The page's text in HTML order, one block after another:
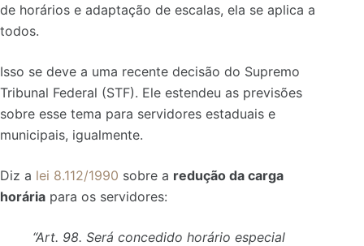
de horários e adaptação de escalas, ela se aplica a
todos.
Isso se deve a uma recente decisão do Supremo
Tribunal Federal (STF). Ele estendeu as previsões
sobre esse tema para servidores estaduais e
municipais, igualmente.
Diz a lei 8.112/1990 sobre a redução da carga
horária para os servidores:
“Art. 98. Será concedido horário especial